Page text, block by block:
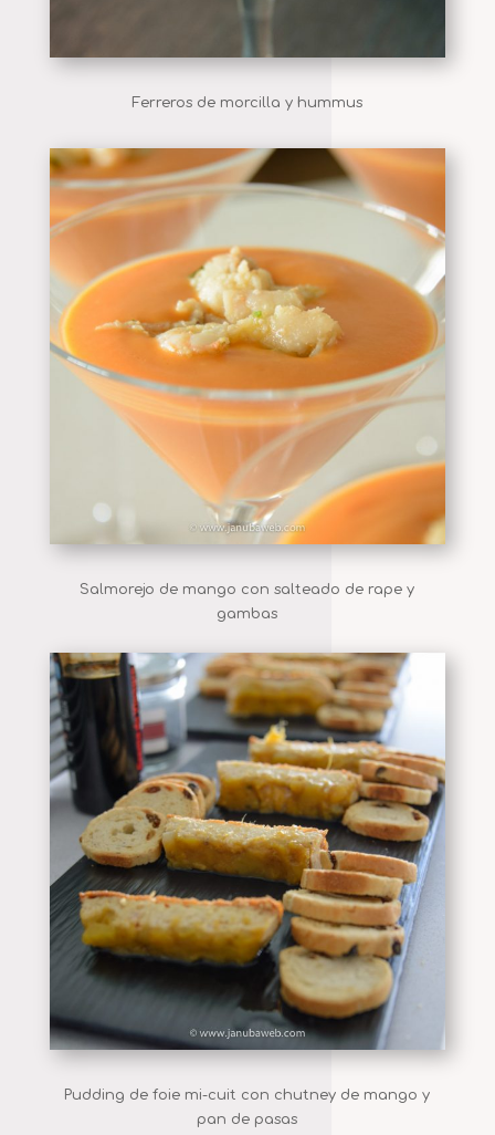
Ferreros de morcilla y hummus
Salmorejo de mango con salteado de rape y
gambas
Pudding de foie mi-cuit con chutney de mango y
pan de pasas